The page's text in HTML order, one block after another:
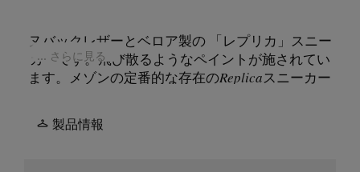
ヌバックレザーとベロア製の 「レプリカ」スニー
カーです。飛び散るようなペイントが施されてい
ます。メゾンの定番的な存在のReplicaスニーカー
のスポーツシューズに着想を得ています。 「レプ
リカ」のディテールは、シーズンのインスピレー
... さらに見る
製品情報